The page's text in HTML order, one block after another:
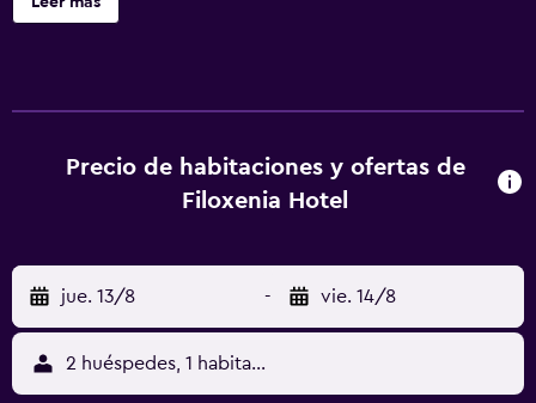
Hotel Zakynthos ofrece 85 alojamientos con caja fuerte y
canales por satélite. Los huéspedes pueden navegar por la
web gracias a nuestro acceso a Internet wifi gratis. Se
temporada. Se pueden practicar las actividades de ocio y
esparcimiento que se indican más abajo en las
instalaciones o cerca del alojamiento (es posible que se
aplique un recargo).
Precio de habitaciones y ofertas de
Filoxenia Hotel
jue. 13/8 - vie. 14/8
2 huéspedes, 1 habitación